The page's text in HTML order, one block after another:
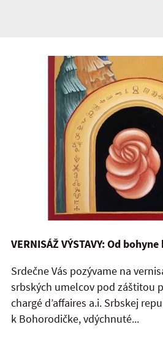
VERNISÁŽ VÝSTAVY: Od
Srdečne Vás pozývame na
srbských umelcov pod záštitou
chargé d’affaires a.i. Srbskej
k Bohorodičke, vdýchnuté...